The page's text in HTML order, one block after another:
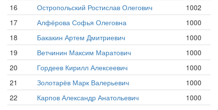
16
Остропольский Ростислав Олегович
1002
17
Алфёрова Софья Олеговна
1000
18
Бакакин Артем Дмитриевич
1000
19
Ветчинин Максим Маратович
1000
20
Гордеев Кирилл Алексеевич
1000
21
Золотарёв Марк Валерьевич
1000
22
Карпов Александр Анатольевич
1000